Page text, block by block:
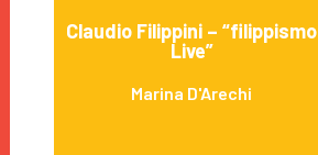
Claudio Filippini – “filippismo
Live”
Marina D'Arechi